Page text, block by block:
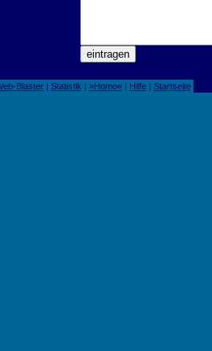
Blaster| Statistik | »Homo«| Hilfe| Startseite